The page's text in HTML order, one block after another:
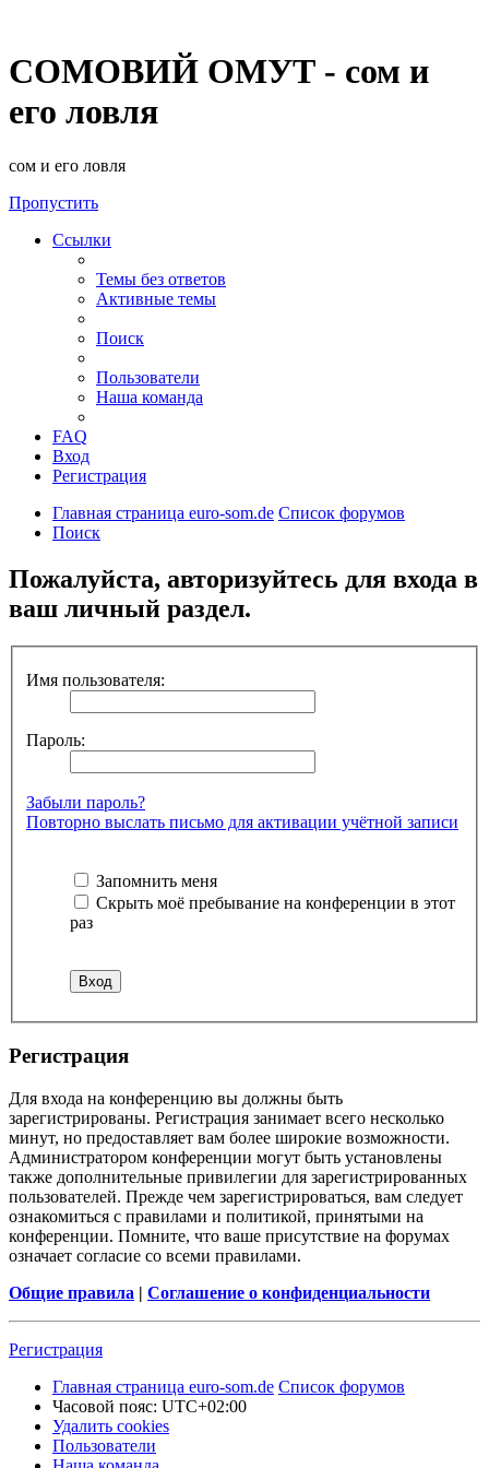
СОМОВИЙ ОМУТ - сом и
его ловля
сом и его ловля
Пропустить
Ссылки
Темы без ответов
Активные темы
Поиск
Пользователи
Наша команда
FAQ
Вход
Регистрация
Главная страница euro-som.de Список форумов
Поиск
Пожалуйста, авторизуйтесь для входа в
ваш личный раздел.
Имя пользователя:
Пароль:
Забыли пароль?
Повторно выслать письмо для активации учётной записи
Запомнить меня
Скрыть моё пребывание на конференции в этот
раз
Регистрация
Для входа на конференцию вы должны быть
зарегистрированы. Регистрация занимает всего несколько
минут, но предоставляет вам более широкие возможности.
Администратором конференции могут быть установлены
также дополнительные привилегии для зарегистрированных
пользователей. Прежде чем зарегистрироваться, вам следует
ознакомиться с правилами и политикой, принятыми на
конференции. Помните, что ваше присутствие на форумах
означает согласие со всеми правилами.
Общие правила | Соглашение о конфиденциальности
Регистрация
Главная страница euro-som.de Список форумов
Часовой пояс: UTC+02:00
Удалить cookies
Пользователи